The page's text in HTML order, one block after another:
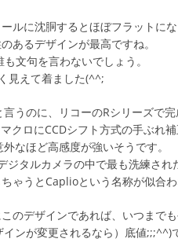
ルに沈胴するとほぼフラットに
あるデザインが最高ですね。
文句を言わないでしょう。
見えて着ました(^^;
うのに、リコーのRシリーズで
ロにCCDシフト方式の手ぶれ補
なほど高感度が強いそうです。
ジタルカメラの中で最も洗練さ
ゃうとCaplioという名称が似合
のデザインであれば、いつまで
ンが変更されるなら）底値;;;^^)